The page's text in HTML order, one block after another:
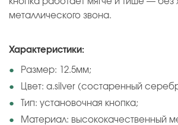
металлического звона.
Характеристики:
Размер: 12.5мм;
Цвет: a.silver (состаренный
Тип: установочная кнопка;
Материал: высококачественный